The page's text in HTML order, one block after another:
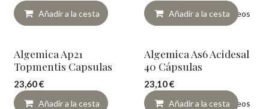
Añadir a la cesta Añadir a lista de deseos
Añadir a la cesta
Algemica Ap21
Topmentis Capsulas
23,60€
Añadir a la cesta Añadir a lista de deseos
Algemica As6 Acidesal
40 Cápsulas
23,10€
Añadir a la cesta